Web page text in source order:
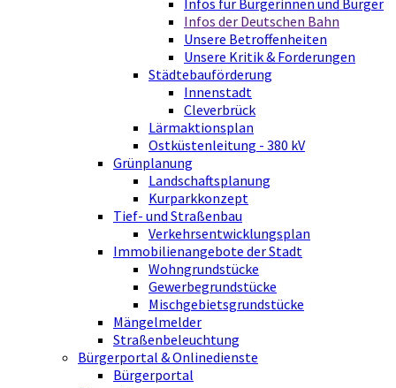
Infos der Deutschen Bahn
Unsere Betroffenheiten
Unsere Kritik & Forderungen
Städtebauförderung
Innenstadt
Cleverbrück
Lärmaktionsplan
Ostküstenleitung - 380 kV
Grünplanung
Landschaftsplanung
Kurparkkonzept
Tief- und Straßenbau
Verkehrsentwicklungsplan
Immobilienangebote der Stadt
Wohngrundstücke
Gewerbegrundstücke
Mischgebietsgrundstücke
Mängelmelder
Straßenbeleuchtung
Bürgerportal & Onlinedienste
Bürgerportal